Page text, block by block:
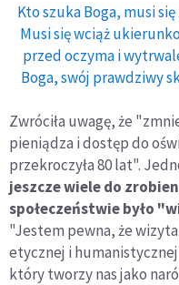
Kto szuka Boga, musi
Musi się wciąż
przed oczyma i
Boga, swój prawdziwy
Zwróciła uwagę, że
pieniądza i dostęp do
przekroczyła 80 lat".
jeszcze wiele do
społeczeństwie było
"Jestem pewna, że
etycznej i
który tworzy nas jako